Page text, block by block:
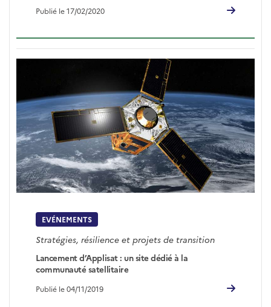
Publié le 17/02/2020
EVÉNEMENTS
Stratégies, résilience et projets de transition
Lancement d’Applisat : un site dédié à la
communauté satellitaire
Publié le 04/11/2019